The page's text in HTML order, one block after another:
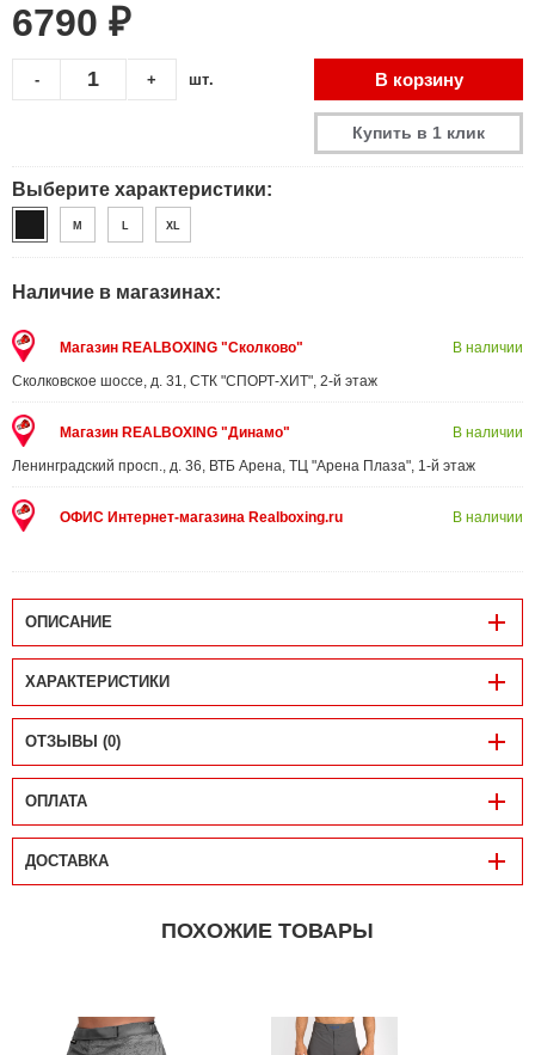
6790 ₽
+
- шт. В корзину
Купить в 1 клик
Выберите характеристики:
M L XL
Наличие в магазинах:
Магазин REALBOXING "Сколково"
Сколковское шоссе, д. 31, СТК "СПОРТ-ХИТ", 2-й этаж
В наличии
Магазин REALBOXING "Динамо"
Ленинградский просп., д. 36, ВТБ Арена, ТЦ "Арена Плаза", 1-й этаж
В наличии
ОФИС Интернет-магазина Realboxing.ru В наличии
ОПИСАНИЕ
ХАРАКТЕРИСТИКИ
ОТЗЫВЫ (0)
ОПЛАТА
ДОСТАВКА
ПОХОЖИЕ ТОВАРЫ